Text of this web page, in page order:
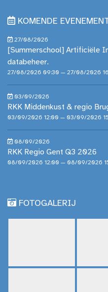
KOMENDE
27/08/2026
[Summerschool] Artificiële
databeheer.
27/08/2026 09:30 — 27/08/2026
03/09/2026
RKK Middenkust & regio
03/09/2026 12:00 — 03/09/2026
08/09/2026
RKK Regio Gent Q3 2026
08/09/2026 12:00 — 08/09/2026
FOTOGALERIJ